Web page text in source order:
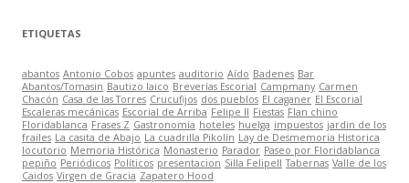
ETIQUETAS
abantos Antonio Cobos apuntes auditorio Aído Badenes Bar
Abantos/Tomasin Bautizo laico Breverías Escorial Campmany Carmen
Chacón Casa de las Torres Crucufijos dos pueblos El caganer El Escorial
Escaleras mecánicas Escorial de Arriba Felipe II Fiestas Flan chino
Floridablanca Frases Z Gastronomía hoteles huelga impuestos jardin de los
frailes La casita de Abajo La cuadrilla Pikolín Lay de Desmemoria Historica
locutorio Memoria Histórica Monasterio Parador Paseo por Floridablanca
pepiño Periódicos Políticos presentacion Silla FelipeII Tabernas Valle de los
Caidos Virgen de Gracia Zapatero Hood